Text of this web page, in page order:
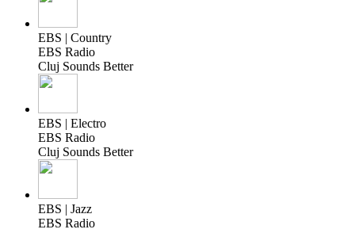
EBS | Country
EBS Radio
Cluj Sounds Better
EBS | Electro
EBS Radio
Cluj Sounds Better
EBS | Jazz
EBS Radio